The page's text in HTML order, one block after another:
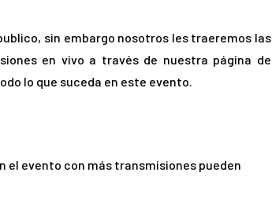
sin embargo nosotros les traeremos las
en vivo a través de nuestra página de
lo que suceda en este evento.
el evento con más transmisiones pueden